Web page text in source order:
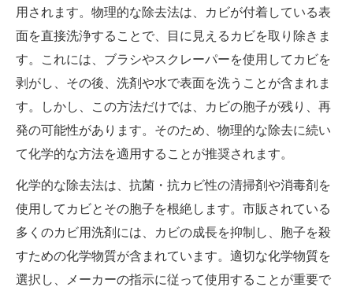
用されます。物理的な除去法は、カビが付着している表
面を直接洗浄することで、目に見えるカビを取り除きま
す。これには、ブラシやスクレーパーを使用してカビを
剥がし、その後、洗剤や水で表面を洗うことが含まれま
す。しかし、この方法だけでは、カビの胞子が残り、再
発の可能性があります。そのため、物理的な除去に続い
て化学的な方法を適用することが推奨されます。
化学的な除去法は、抗菌・抗カビ性の清掃剤や消毒剤を
使用してカビとその胞子を根絶します。市販されている
多くのカビ用洗剤には、カビの成長を抑制し、胞子を殺
すための化学物質が含まれています。適切な化学物質を
選択し、メーカーの指示に従って使用することが重要で